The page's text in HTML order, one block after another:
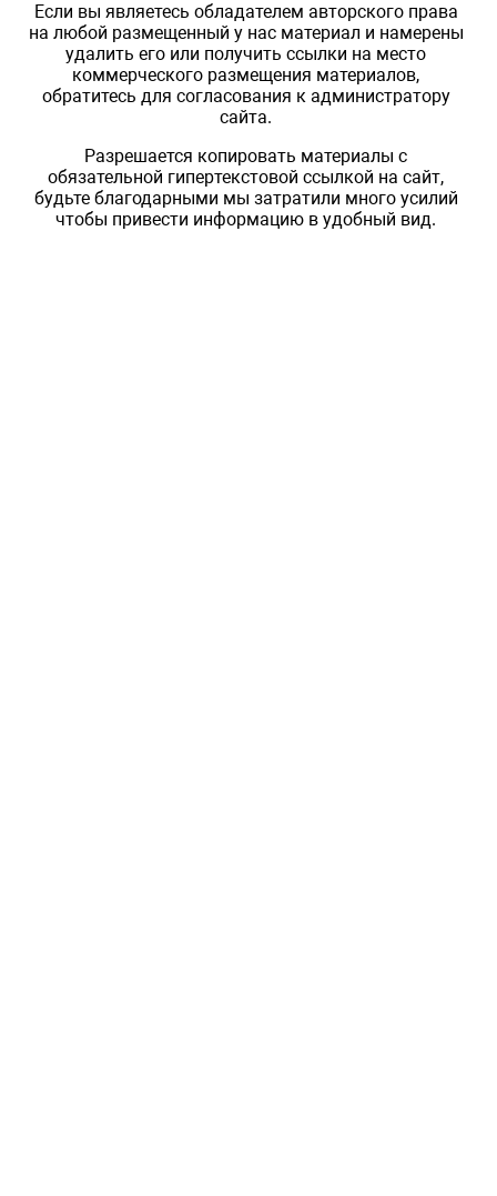
Если вы являетесь обладателем авторского права
на любой размещенный у нас материал и намерены
удалить его или получить ссылки на место
коммерческого размещения материалов,
обратитесь для согласования к администратору
сайта.
Разрешается копировать материалы с
обязательной гипертекстовой ссылкой на сайт,
будьте благодарными мы затратили много усилий
чтобы привести информацию в удобный вид.